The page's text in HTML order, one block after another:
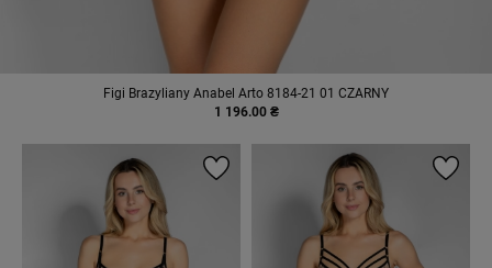
Figi Brazyliany Anabel Arto 8184-21 01 CZARNY
1 196.00 ₴